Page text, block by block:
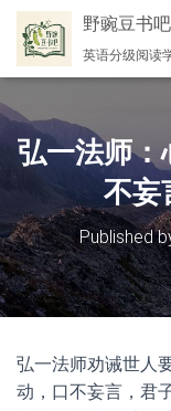
野豌豆书吧
英语分级阅读
弘一法师：
不妄
Published
弘一法师劝诫世人
动，口不妄言，君